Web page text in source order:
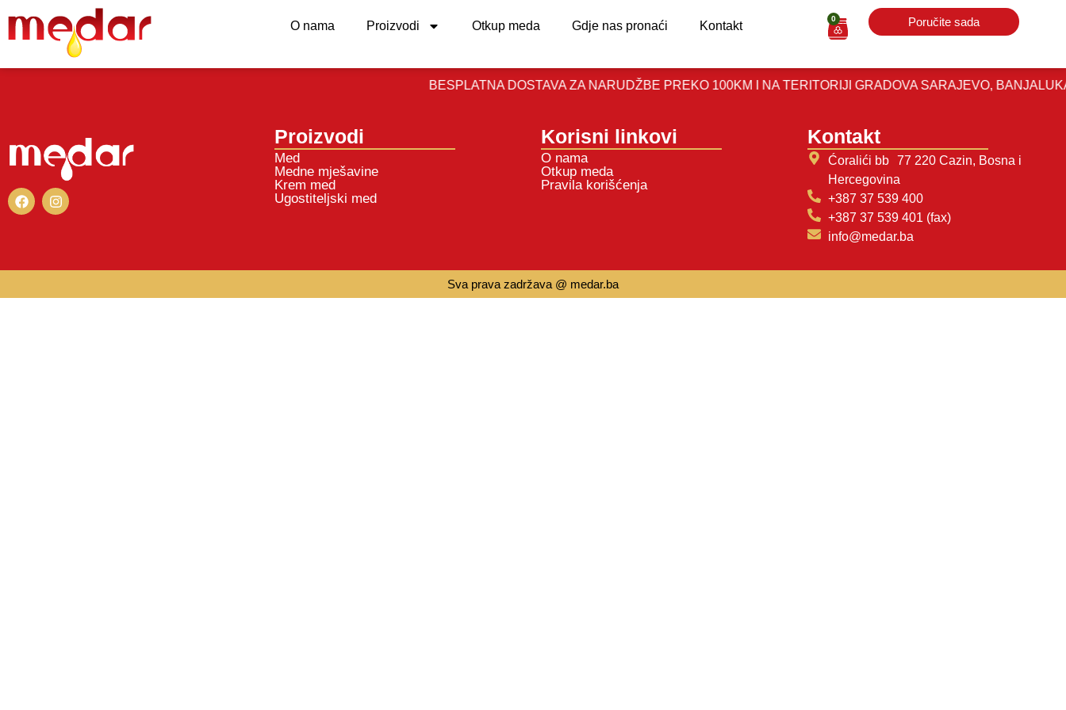
O nama Proizvodi Otkup meda Gdje nas pronaći Kontakt
0 Poručite sada
BESPLATNA DOSTAVA ZA NARUDŽBE PREKO 100KM I NA TERITORIJI GRADOVA SARAJEVO,
Proizvodi
Med
Medne mješavine
Krem med
Ugostiteljski med
Korisni linkovi
O nama
Otkup meda
Pravila korišćenja
Kontakt
Ćoralići bb 77 220 Cazin, Bosna i
Hercegovina
+387 37 539 400
+387 37 539 401 (fax)
info@medar.ba
Sva prava zadržava @ medar.ba